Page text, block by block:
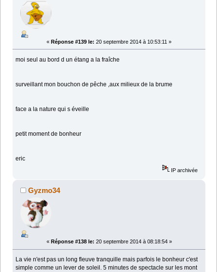
« Réponse #139 le: 20 septembre 2014 à 10:53:11 »
moi seul au bord d un étang a la fraîche
surveillant mon bouchon de pêche ,aux milieux de la brume
face a la nature qui s éveille
petit moment de bonheur
eric
IP archivée
Gyzmo34
« Réponse #138 le: 20 septembre 2014 à 08:18:54 »
La vie n'est pas un long fleuve tranquille mais parfois le bonheur c'est
simple comme un lever de soleil. 5 minutes de spectacle sur les mont